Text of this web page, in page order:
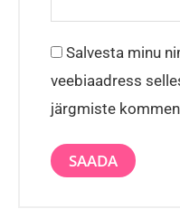
Salvesta minu
veebiaadress
järgmiste